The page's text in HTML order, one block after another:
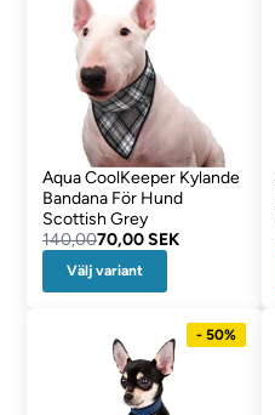
Aqua CoolKeeper Kylande
Bandana För Hund
Scottish Grey
140,0070,00 SEK
Välj variant
- 50%